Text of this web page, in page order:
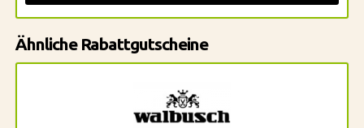
Ähnliche Rabattgutscheine